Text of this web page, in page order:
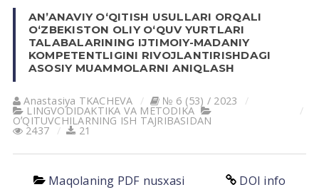
AN’ANAVIY O‘QITISH USULLARI ORQALI
O‘ZBEKISTON OLIY O‘QUV YURTLARI
TALABALARINING IJTIMOIY-MADANIY
KOMPETENTLIGINI RIVOJLANTIRISHDAGI
ASOSIY MUAMMOLARNI ANIQLASH
Anastasiya TKACHEVA № 6 (53) / 2023
LINGVODIDАKTIKА VА METODIKА
OʼQITUVCHILАRNING ISH TАJRIBАSIDАN
2437 21
Maqolaning PDF nusxasi DOI info